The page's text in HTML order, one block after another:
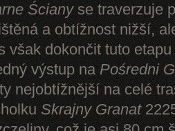
Ścianyse traverzuje
a obtížnost nižší,
však dokončit tuto
výstup naPośredni
nejobtížnější na celé
Skrajny Granat